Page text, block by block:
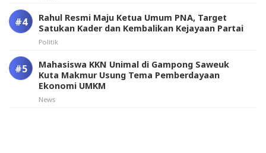
Rahul Resmi Maju Ketua Umum PNA, Target
Satukan Kader dan Kembalikan Kejayaan Partai
Politik
Mahasiswa KKN Unimal di Gampong Saweuk
Kuta Makmur Usung Tema Pemberdayaan
Ekonomi UMKM
News